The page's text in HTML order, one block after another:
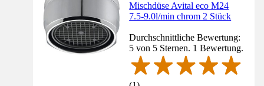
Mischdüse Avital eco M24
7.5-9.0l/min chrom 2 Stück
Durchschnittliche Bewertung:
5 von 5 Sternen. 1 Bewertung.